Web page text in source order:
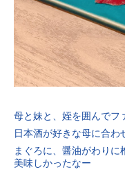
母と妹と、姪を囲んでフ
日本酒が好きな母に合わ
まぐろに、醤油がわり
美味しかったなー